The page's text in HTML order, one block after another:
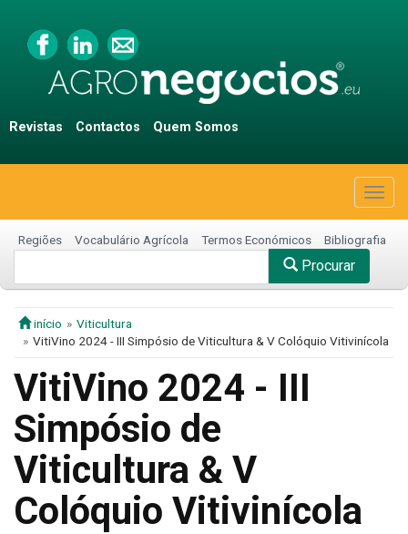
Revistas Contactos Quem Somos
Regiões Vocabulário Agrícola Termos Económicos Bibliografia
Procurar
início
Viticultura
VitiVino 2024 - III Simpósio de Viticultura & V Colóquio Vitivinícola
VitiVino 2024 - III
Simpósio de
Viticultura & V
Colóquio Vitivinícola